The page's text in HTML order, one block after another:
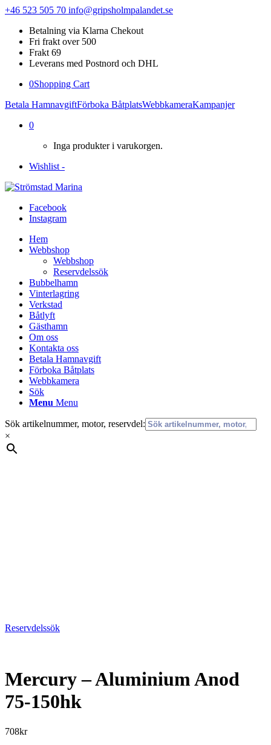
+46 523 505 70 info@gripsholmpalandet.se
Betalning via Klarna Chekout
Fri frakt over 500
Frakt 69
Leverans med Postnord och DHL
0Shopping Cart
Betala HamnavgiftFörboka BåtplatsWebbkameraKampanjer
0
Inga produkter i varukorgen.
Wishlist -
Facebook
Instagram
Hem
Webbshop
Webbshop
Reservdelssök
Bubbelhamn
Vinterlagring
Verkstad
Båtlyft
Gästhamn
Om oss
Kontakta oss
Betala Hamnavgift
Förboka Båtplats
Webbkamera
Sök
Menu Menu
Sök artikelnummer, motor, reservdel:
×
Reservdelssök
Mercury – Aluminium Anod
75-150hk
708kr